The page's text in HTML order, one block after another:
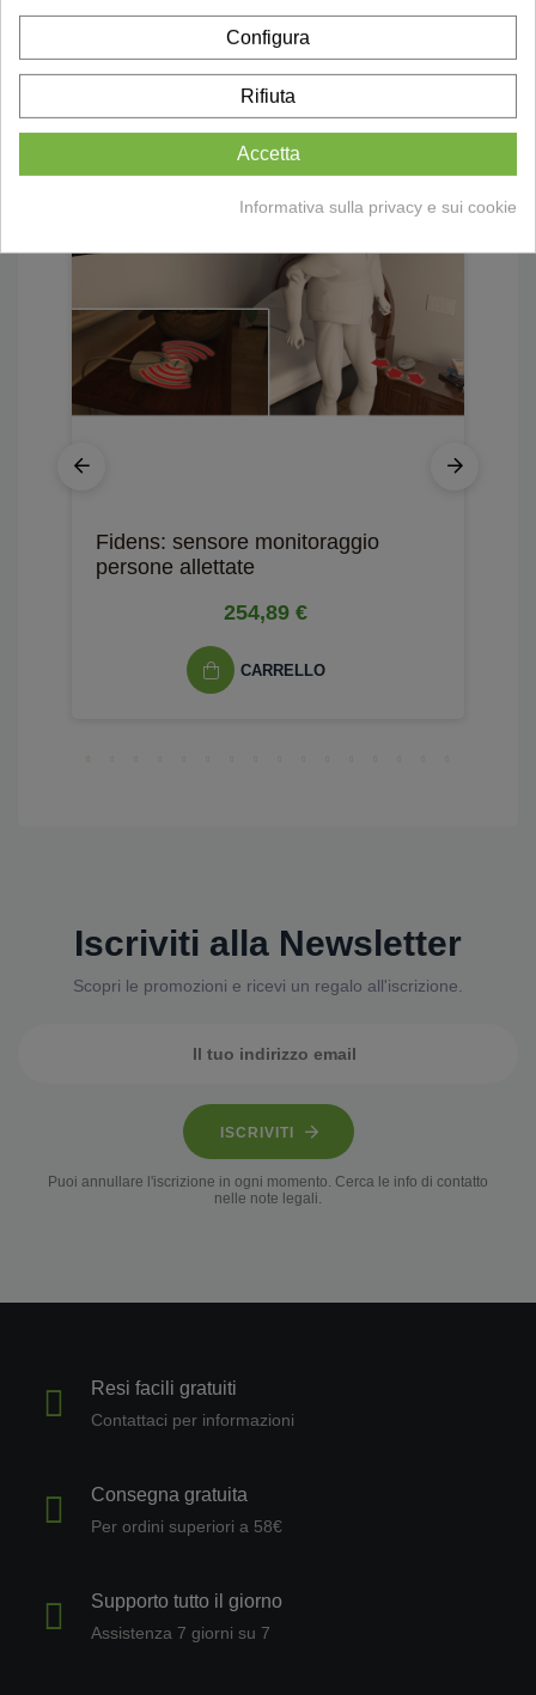
Fidens: sensore monitoraggio
persone allettate
254,89 €
CARRELLO
Iscriviti alla Newsletter
Scopri le promozioni e ricevi un regalo all'iscrizione.
ISCRIVITI
Puoi annullare l'iscrizione in ogni momento. Cerca le info di contatto
nelle note legali.
Resi facili gratuiti
Contattaci per informazioni
Consegna gratuita
Per ordini superiori a 58€
Supporto tutto il giorno
Assistenza 7 giorni su 7
Configura
Rifiuta
Accetta
Informativa sulla privacy e sui cookie